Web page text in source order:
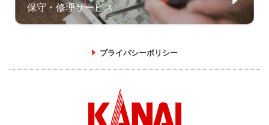
保守・修理サービス
プライバシーポリシー